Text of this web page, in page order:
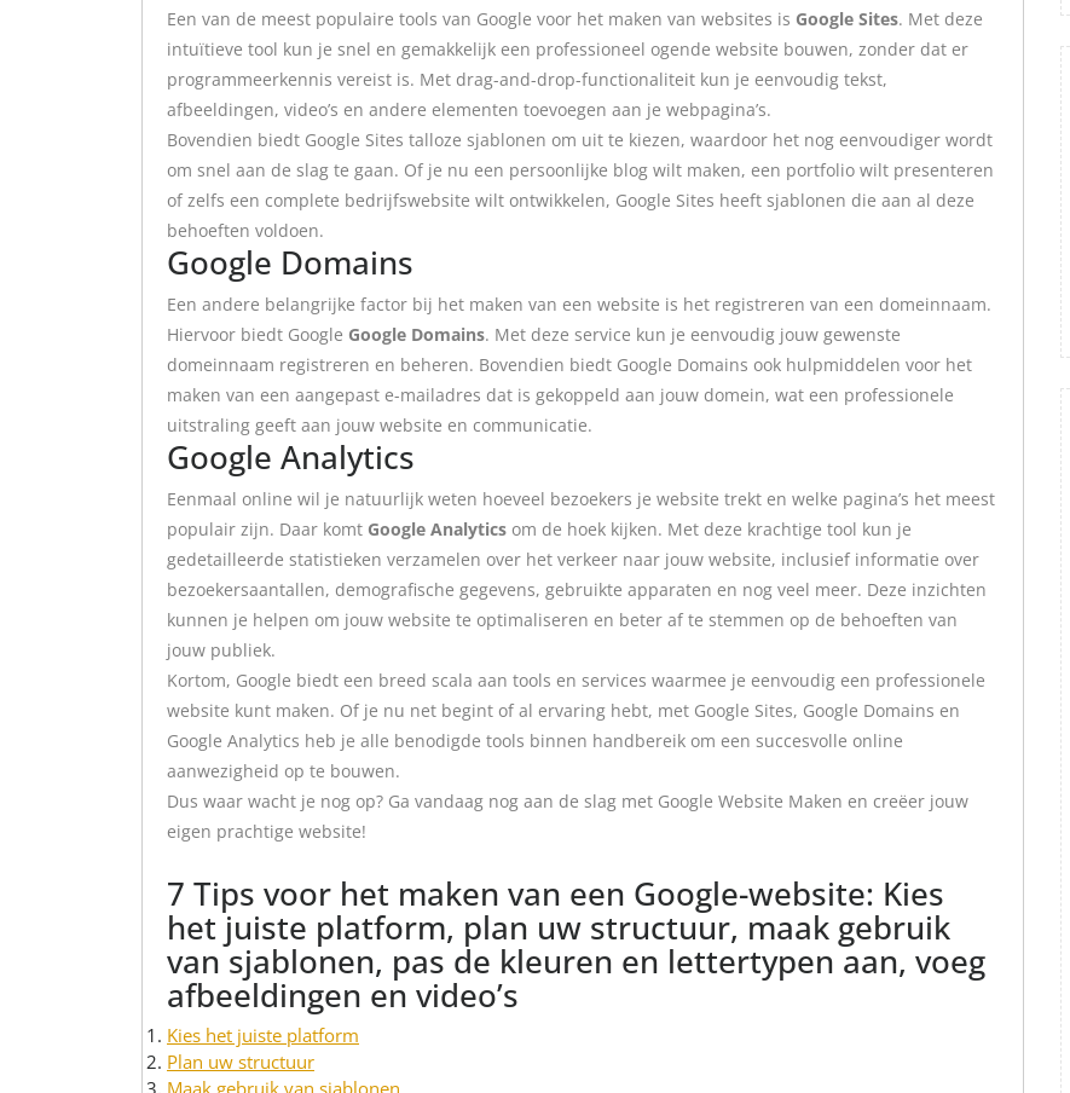
Een van de meest populaire tools van Google voor het maken van websites is Google Sites. Met deze
intuïtieve tool kun je snel en gemakkelijk een professioneel ogende website bouwen, zonder dat er
programmeerkennis vereist is. Met drag-and-drop-functionaliteit kun je eenvoudig tekst,
afbeeldingen, video’s en andere elementen toevoegen aan je webpagina’s.
Bovendien biedt Google Sites talloze sjablonen om uit te kiezen, waardoor het nog eenvoudiger wordt
om snel aan de slag te gaan. Of je nu een persoonlijke blog wilt maken, een portfolio wilt presenteren
of zelfs een complete bedrijfswebsite wilt ontwikkelen, Google Sites heeft sjablonen die aan al deze
behoeften voldoen.
Google Domains
Een andere belangrijke factor bij het maken van een website is het registreren van een domeinnaam.
Hiervoor biedt Google Google Domains. Met deze service kun je eenvoudig jouw gewenste
domeinnaam registreren en beheren. Bovendien biedt Google Domains ook hulpmiddelen voor het
maken van een aangepast e-mailadres dat is gekoppeld aan jouw domein, wat een professionele
uitstraling geeft aan jouw website en communicatie.
Google Analytics
Eenmaal online wil je natuurlijk weten hoeveel bezoekers je website trekt en welke pagina’s het meest
populair zijn. Daar komt Google Analytics om de hoek kijken. Met deze krachtige tool kun je
gedetailleerde statistieken verzamelen over het verkeer naar jouw website, inclusief informatie over
bezoekersaantallen, demografische gegevens, gebruikte apparaten en nog veel meer. Deze inzichten
kunnen je helpen om jouw website te optimaliseren en beter af te stemmen op de behoeften van
jouw publiek.
Kortom, Google biedt een breed scala aan tools en services waarmee je eenvoudig een professionele
website kunt maken. Of je nu net begint of al ervaring hebt, met Google Sites, Google Domains en
Google Analytics heb je alle benodigde tools binnen handbereik om een succesvolle online
aanwezigheid op te bouwen.
Dus waar wacht je nog op? Ga vandaag nog aan de slag met Google Website Maken en creëer jouw
eigen prachtige website!
7 Tips voor het maken van een Google-website: Kies
het juiste platform, plan uw structuur, maak gebruik
van sjablonen, pas de kleuren en lettertypen aan, voeg
afbeeldingen en video’s
Kies het juiste platform
Plan uw structuur
Maak gebruik van sjablonen